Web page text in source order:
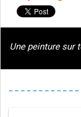
Une peinture sur